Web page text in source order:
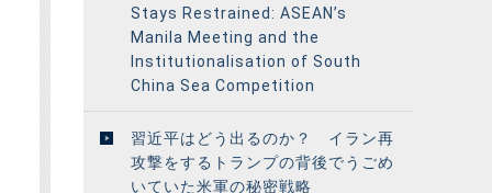
Stays Restrained: ASEAN’s
Manila Meeting and the
Institutionalisation of South
China Sea Competition
習近平はどう出るのか？ イラン再
攻撃をするトランプの背後でうごめ
いていた米軍の秘密戦略